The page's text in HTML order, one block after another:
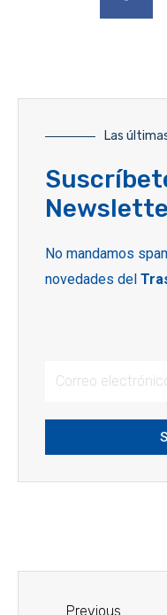
Las
No mandamos
novedades del
Previous